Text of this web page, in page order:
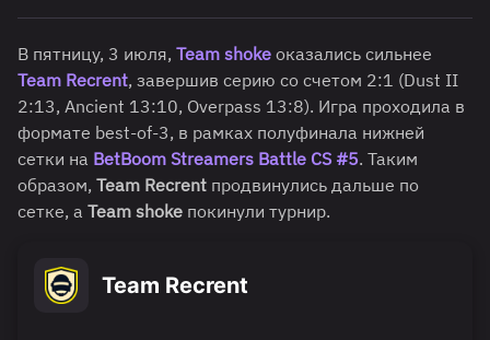
В пятницу, 3 июля, Team shoke оказались сильнее
Team Recrent, завершив серию со счетом 2:1 (Dust II
2:13, Ancient 13:10, Overpass 13:8). Игра проходила в
формате best-of-3, в рамках полуфинала нижней
сетки на BetBoom Streamers Battle CS #5. Таким
образом, Team Recrent продвинулись дальше по
сетке, а Team shoke покинули турнир.
Team Recrent